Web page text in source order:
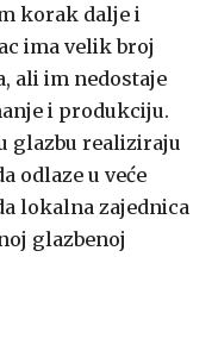
korak dalje i
ima velik broj
ali im nedostaje
i produkciju.
glazbu realiziraju
odlaze u veće
lokalna zajednica
glazbenoj